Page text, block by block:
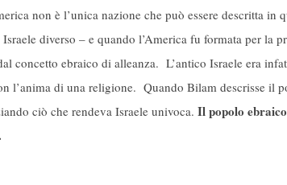
non è l’unica nazione che può essere descritta
diverso – e quando l’America fu formata per la
concetto ebraico di alleanza. L’antico Israele era
l’anima di una religione. Quando Bilam descrisse il
ciò che rendeva Israele univoca. Il popolo